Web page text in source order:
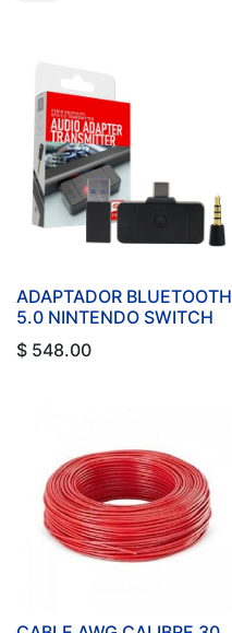
ADAPTADOR BLUETOOTH
5.0 NINTENDO SWITCH
$ 548.00